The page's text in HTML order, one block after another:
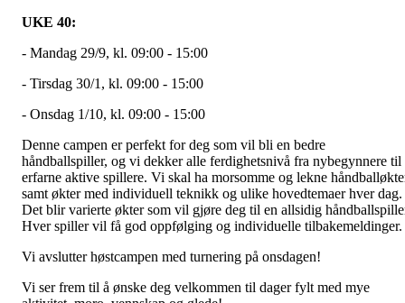
UKE 40:
- Mandag 29/9, kl. 09:00 - 15:00
- Tirsdag 30/1, kl. 09:00 - 15:00
- Onsdag 1/10, kl. 09:00 - 15:00
Denne campen er perfekt for deg som vil bli en bedre
håndballspiller, og vi dekker alle ferdighetsnivå fra nybegynnere til
erfarne aktive spillere. Vi skal ha morsomme og lekne
samt økter med individuell teknikk og ulike hovedtemaer hver dag.
Det blir varierte økter som vil gjøre deg til en allsidig
Hver spiller vil få god oppfølging og individuelle tilbakemeldinger.
Vi avslutter høstcampen med turnering på onsdagen!
Vi ser frem til å ønske deg velkommen til dager fylt med mye